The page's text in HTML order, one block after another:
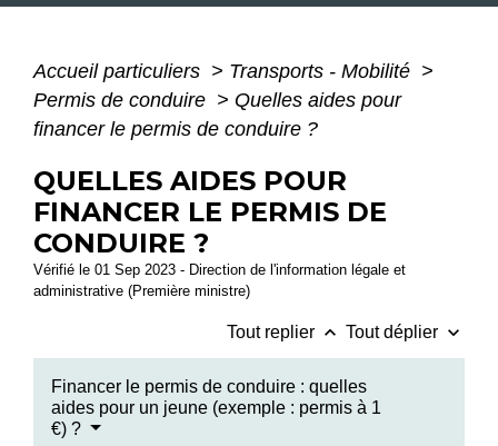
Accueil particuliers > Transports - Mobilité >
Permis de conduire > Quelles aides pour
financer le permis de conduire ?
QUELLES AIDES POUR
FINANCER LE PERMIS DE
CONDUIRE ?
Vérifié le 01 Sep 2023 - Direction de l'information légale et
administrative (Première ministre)
Tout replier keyboard_arrow_up Tout déplier keyboard_arrow_down
Financer le permis de conduire : quelles
aides pour un jeune (exemple : permis à 1
€) ?